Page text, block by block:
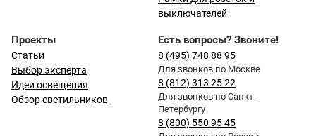
выключателей
Проекты
Статьи
Выбор эксперта
Идеи освещения
Обзор светильников
Есть вопросы? Звоните!
8 (495) 748 88 95
Для звонков по Москве
8 (812) 313 25 22
Для звонков по Санкт-
Петербургу
8 (800) 550 95 45